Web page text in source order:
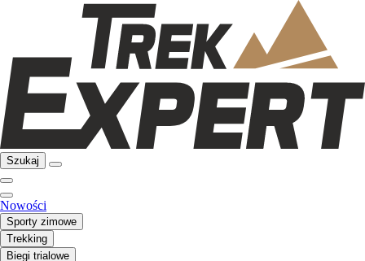
Szukaj
Nowości
Sporty zimowe
Trekking
Biegi trialowe